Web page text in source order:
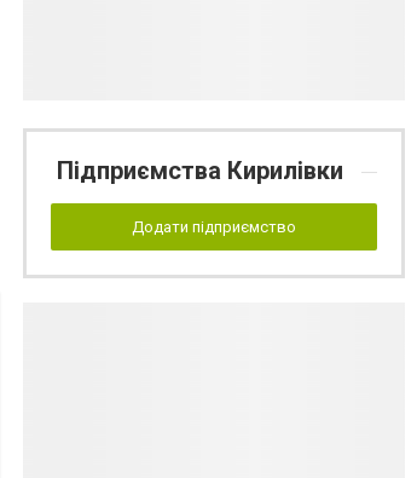
Підприємства Кирилівки
Додати підприємство